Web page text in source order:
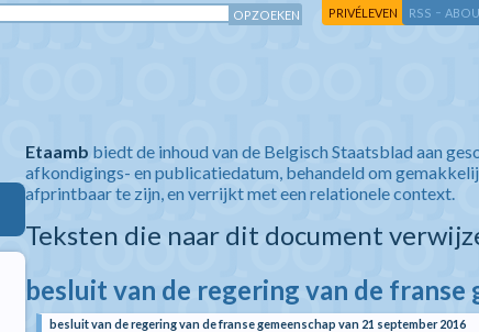
PRIVÉLEVEN RSS -
Etaamb biedt de inhoud van de Belgisch Staatsblad aan
afkondigings- en publicatiedatum, behandeld om
afprintbaar te zijn, en verrijkt met een relationele context.
Teksten die naar dit document
besluit van de regering van de franse
besluit van de regering van de franse gemeenschap van 21 september 2016